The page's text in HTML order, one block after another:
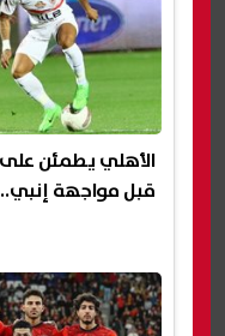
الأهلي يطمئن
قبل مواجهة